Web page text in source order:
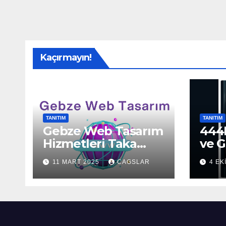
Kaçırmayın!
TANITIM
Gebze Web Tasarım
Hizmetleri Taka
Bilişim’de!
11 MART 2025 CAGSLAR
TANITIM
ve
4